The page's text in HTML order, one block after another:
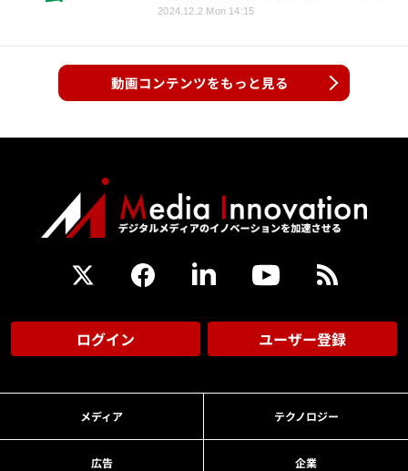
2024.12.2 Mon 14:15
動画コンテンツをもっと見る
ログイン ユーザー登録
メディア テクノロジー
広告 企業